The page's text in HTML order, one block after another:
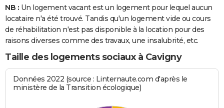
NB : Un logement vacant est un logement pour lequel aucun
locataire n'a été trouvé. Tandis qu'un logement vide ou cours
de réhabilitation n'est pas disponible à la location pour des
raisons diverses comme des travaux, une insalubrité, etc.
Taille des logements sociaux à Cavigny
Données 2022 (source : Linternaute.com d'après le
ministère de la Transition écologique)